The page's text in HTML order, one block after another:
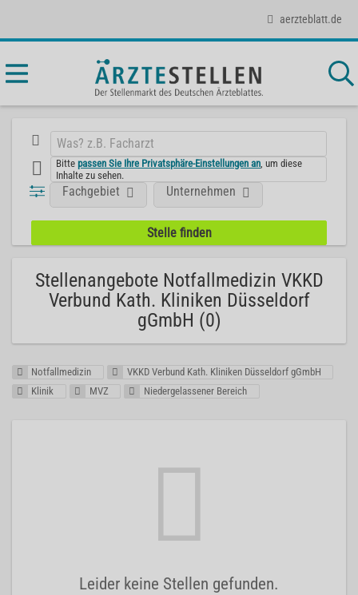
aerzteblatt.de
Bittepassen Sie Ihre Privatsphäre-Einstellungen an , um diese
Inhalte zu sehen.
Fachgebiet Unternehmen
Stellenangebote Notfallmedizin VKKD
Verbund Kath. Kliniken Düsseldorf
gGmbH (0)
Notfallmedizin
VKKD Verbund Kath. Kliniken Düsseldorf gGmbH
Klinik
MVZ Niedergelassener Bereich
Leider keine Stellen gefunden.